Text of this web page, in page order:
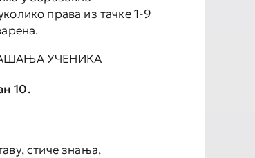
права из тачке 1-9
УЧЕНИКА
10.
стиче знања,